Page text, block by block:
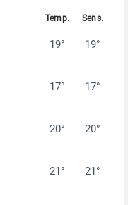
19° 19°
17° 17°
20° 20°
21° 21°